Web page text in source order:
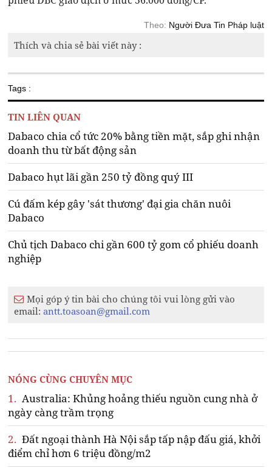
Theo: Người Đưa Tin Pháp luật
Thích và chia sẻ bài viết này :
Tags :
TIN LIÊN QUAN
Dabaco chia cổ tức 20% bằng tiền mặt, sắp ghi nhận
doanh thu từ bất động sản
Dabaco hụt lãi gần 250 tỷ đồng quý III
Cú đấm kép gây 'sát thương' đại gia chăn nuôi
Dabaco
Chủ tịch Dabaco chi gần 600 tỷ gom cổ phiếu doanh
nghiệp
Mọi góp ý tin bài cho chúng tôi vui lòng gửi vào
email:antt.toasoan@gmail.com
NÓNG CÙNG CHUYÊN MỤC
1. Australia: Khủng hoảng thiếu nguồn cung nhà ở
ngày càng trầm trọng
2. Đất ngoại thành Hà Nội sắp tấp nập đấu giá, khởi
điểm chỉ hơn 6 triệu đồng/m2